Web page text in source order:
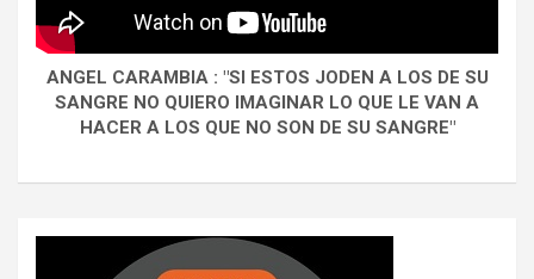
ANGEL CARAMBIA : "SI ESTOS JODEN A LOS DE SU
SANGRE NO QUIERO IMAGINAR LO QUE LE VAN A
HACER A LOS QUE NO SON DE SU SANGRE"